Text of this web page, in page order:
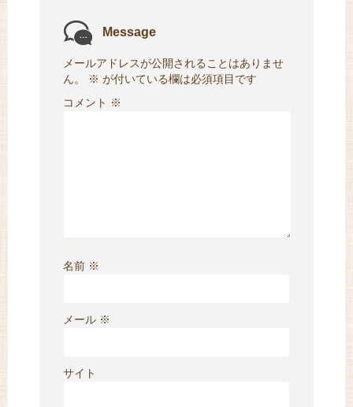
Message
メールアドレスが公開されることはありませ
ん。
※ が付いている欄は必須項目です
コメント ※
名前 ※
メール ※
サイト